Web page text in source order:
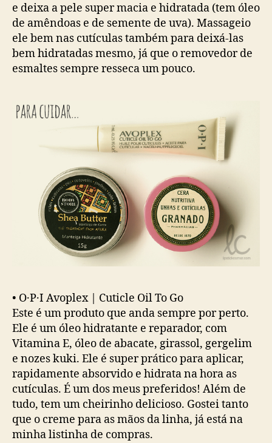
e deixa a pele super macia e hidratada (tem óleo
de amêndoas e de semente de uva). Massageio
ele bem nas cutículas também para deixá-las
bem hidratadas mesmo, já que o removedor de
esmaltes sempre resseca um pouco.
• O·P·I Avoplex | Cuticle Oil To Go
Este é um produto que anda sempre por perto.
Ele é um óleo hidratante e reparador, com
Vitamina E, óleo de abacate, girassol, gergelim
e nozes kuki. Ele é super prático para aplicar,
rapidamente absorvido e hidrata na hora as
cutículas. É um dos meus preferidos! Além de
tudo, tem um cheirinho delicioso. Gostei tanto
que o creme para as mãos da linha, já está na
minha listinha de compras.